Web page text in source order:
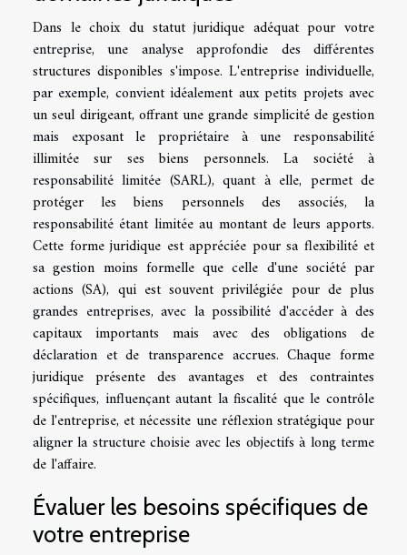
Dans le choix du statut juridique adéquat pour votre
entreprise, une analyse approfondie des différentes
structures disponibles s'impose. L'entreprise individuelle,
par exemple, convient idéalement aux petits projets avec
un seul dirigeant, offrant une grande simplicité de gestion
mais exposant le propriétaire à une responsabilité
illimitée sur ses biens personnels. La société à
responsabilité limitée (SARL), quant à elle, permet de
protéger les biens personnels des associés, la
responsabilité étant limitée au montant de leurs apports.
Cette forme juridique est appréciée pour sa flexibilité et
sa gestion moins formelle que celle d'une société par
actions (SA), qui est souvent privilégiée pour de plus
grandes entreprises, avec la possibilité d'accéder à des
capitaux importants mais avec des obligations de
déclaration et de transparence accrues. Chaque forme
juridique présente des avantages et des contraintes
spécifiques, influençant autant la fiscalité que le contrôle
de l'entreprise, et nécessite une réflexion stratégique pour
aligner la structure choisie avec les objectifs à long terme
de l'affaire.
Évaluer les besoins spécifiques de
votre entreprise